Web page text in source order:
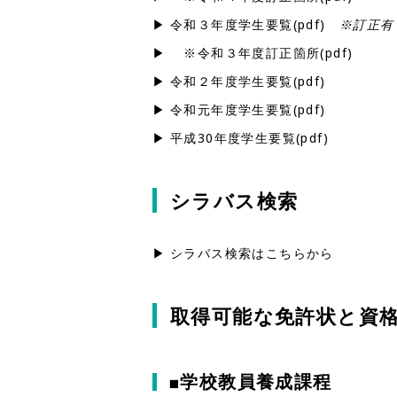
資料請求
オープンキャンパス
令和３年度学生要覧(pdf)
※訂正有
※令和３年度訂正箇所(pdf)
令和２年度学生要覧(pdf)
令和元年度学生要覧(pdf)
平成30年度学生要覧(pdf)
シラバス検索
シラバス検索はこちらから
取得可能な免許状と資
■学校教員養成課程